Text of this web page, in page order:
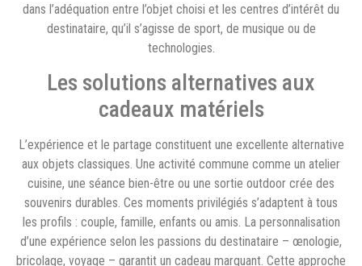
dans l’adéquation entre l’objet choisi et les centres d’intérêt du
destinataire, qu’il s’agisse de sport, de musique ou de
technologies.
Les solutions alternatives aux
cadeaux matériels
L’expérience et le partage constituent une excellente alternative
aux objets classiques. Une activité commune comme un atelier
cuisine, une séance bien-être ou une sortie outdoor crée des
souvenirs durables. Ces moments privilégiés s’adaptent à tous
les profils : couple, famille, enfants ou amis. La personnalisation
d’une expérience selon les passions du destinataire – œnologie,
bricolage, voyage – garantit un cadeau marquant. Cette approche